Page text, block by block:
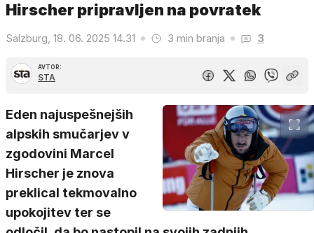
Hirscher pripravljen na povratek
Salzburg, 18. 06. 2025 14.31 3 min branja 3
AVTOR:
STA
Eden najuspešnejših
alpskih smučarjev v
zgodovini Marcel
Hirscher je znova
preklical tekmovalno
upokojitev ter se